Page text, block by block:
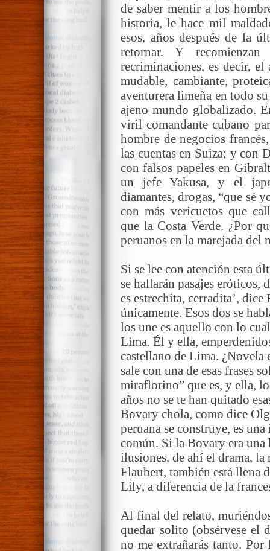
de saber mentir a los
historia, le hace mil
esos, años después de la
retornar. Y
recriminaciones, es decir,
mudable, cambiante,
aventurera limeña en todo
ajeno mundo globalizado.
viril comandante cubano
hombre de negocios
las cuentas en Suiza; y con
con falsos papeles en
un jefe Yakusa, y el
diamantes, drogas, “que sé
con más vericuetos que
que la Costa Verde. ¿Por
peruanos en la marejada del
Si se lee con atención esta
se hallarán pasajes eróticos,
es estrechita, cerradita’,
únicamente. Esos dos se
los une es aquello con lo
Lima. Él y ella,
castellano de Lima. ¿Novela
sale con una de esas frases
miraflorino” que es, y ella,
años no se te han quitado
Bovary chola, como dice
peruana se construye, es
común. Si la Bovary era
ilusiones, de ahí el drama,
Flaubert, también está llena
Lily, a diferencia de la
Al final del relato,
quedar solito (obsérvese el
no me extrañarás tanto.